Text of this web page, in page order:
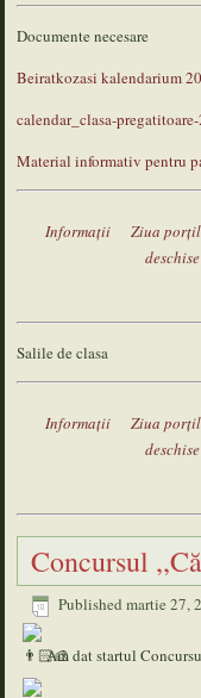
Documente necesare
Beiratkozasi kalendarium
calendar_clasa-
Material informativ pentru
Informaţii
Ziua
deschise
Salile de clasa
Informaţii
Ziua
deschise
Concursul
Published martie 27,
Am dat startul